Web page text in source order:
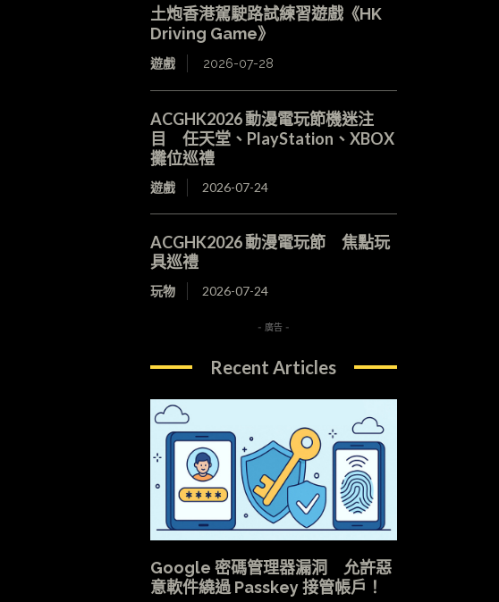
土炮香港駕駛路試練習遊戲《HK
Driving Game》
遊戲 2026-07-28
ACGHK2026 動漫電玩節機迷注
目 任天堂、PlayStation、XBOX
攤位巡禮
遊戲 2026-07-24
ACGHK2026 動漫電玩節 焦點玩
具巡禮
玩物 2026-07-24
- 廣告 -
Recent Articles
Google 密碼管理器漏洞 允許惡
意軟件繞過 Passkey 接管帳戶！